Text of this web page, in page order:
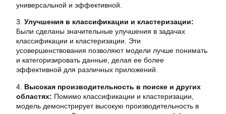
универсальной и эффективной.
3. Улучшения в классификации и кластеризации:
Были сделаны значительные улучшения в задачах
классификации и кластеризации. Эти
усовершенствования позволяют модели лучше понимать
и категоризировать данные, делая ее более
эффективной для различных приложений.
4. Высокая производительность в поиске и других
областях: Помимо классификации и кластеризации,
модель демонстрирует высокую производительность в